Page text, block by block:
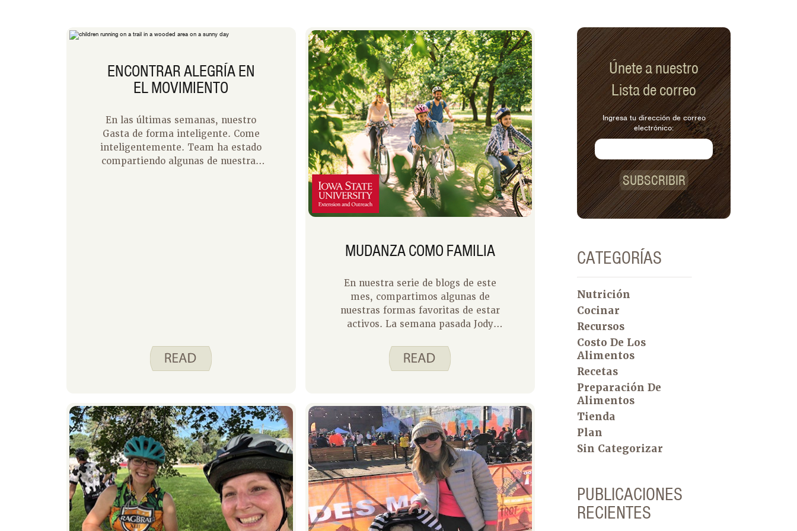
ENCONTRAR ALEGRÍA EN
EL MOVIMIENTO
En las últimas semanas, nuestro
Gasta de forma inteligente. Come
inteligentemente. Team ha estado
compartiendo algunas de nuestras
MUDANZA COMO FAMILIA
En nuestra serie de blogs de este
mes, compartimos algunas de
nuestras formas favoritas de estar
activos. La semana pasada Jody
Jody es un papel difícil de seguir
porque es una experta en la
en el Gasta de forma inteligente.
Come inteligentemente. sitio web
como prueba. No soy un profesional
siendo activo, pero intento mover
mi cuerpo la mayoría de los días de
la semana. Para mí, ser activo es
importante porque me da más
energía, mejora mi estado de ánimo
y me ayuda a dormir mejor por la
noche. Parte del tiempo que paso
Únete a nuestro
Lista de correo
Ingresa tu dirección de correo
electrónico:
SUBSCRIBIR
CATEGORÍAS
Nutrición
Cocinar
Recursos
Costo De Los
Alimentos
Recetas
Preparación De
Alimentos
Tienda
Plan
Sin Categorizar
PUBLICACIONES
RECIENTES